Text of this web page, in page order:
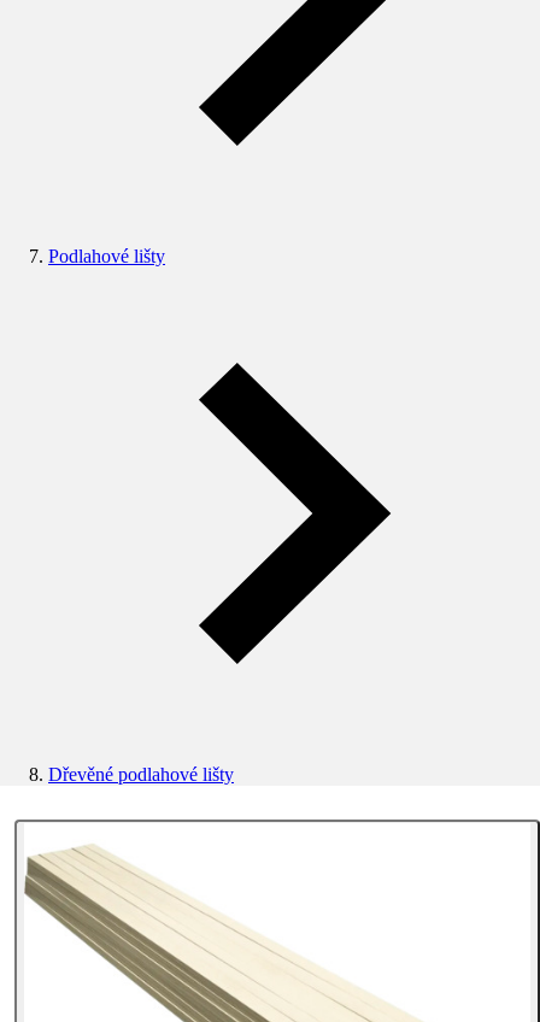
Podlahové lišty
Dřevěné podlahové lišty